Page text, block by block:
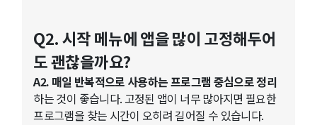
Q2. 시작 메뉴에 앱을 많이 고정해두어
도 괜찮을까요?
A2. 매일 반복적으로 사용하는 프로그램 중심으로 정리
하는 것이 좋습니다. 고정된 앱이 너무 많아지면 필요한
프로그램을 찾는 시간이 오히려 길어질 수 있습니다.